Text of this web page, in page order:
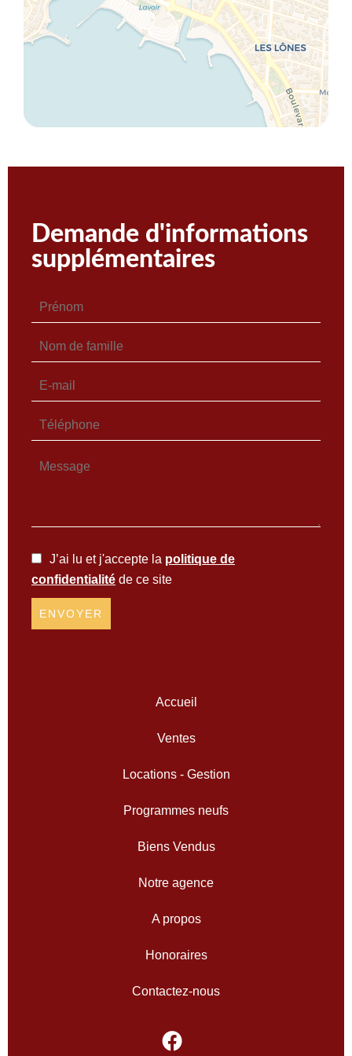
Demande d'informations
supplémentaires
J’ai lu et j'accepte la politique de
confidentialité de ce site
ENVOYER
Accueil
Ventes
Locations - Gestion
Programmes neufs
Biens Vendus
Notre agence
A propos
Honoraires
Contactez-nous